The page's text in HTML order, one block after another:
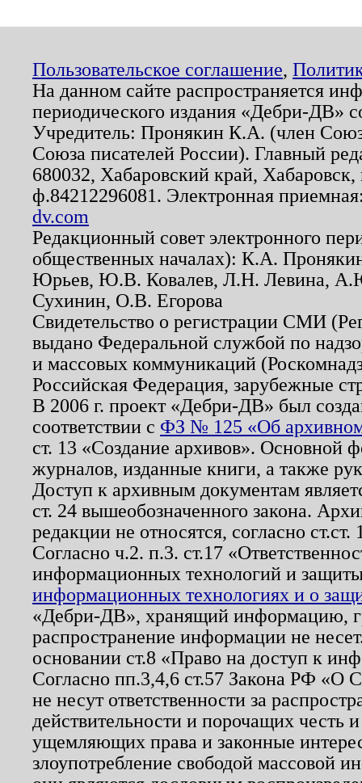
Пользовательское соглашение,
На данном сайте распространяется
периодического издания «Дебри-ДВ»
Учредитель: Пронякин К.А. (член
Союза писателей России). Главный
680032, Хабаровский край,
ф.84212296081. Электронная
dv.com
Редакционный совет электронного
общественных началах): К.А.
Юрьев, Ю.В. Ковалев, Л.Н. Левина,
Сухинин, О.В. Егорова
Свидетельство о регистрации СМИ
выдано Федеральной службой по
и массовых коммуникаций
Российская Федерация, зарубежные
В 2006 г. проект «Дебри-ДВ» был
соответствии с ФЗ № 125 «Об
ст. 13 «Создание архивов». Основной
журналов, изданные книги, а также
Доступ к архивным документам
ст. 24 вышеобозначенного закона.
редакции не относятся, согласно
Согласно ч.2. п.3. ст.17
информационных технологий и
информационных технологиях и о
«Дебри-ДВ», хранящий информацию,
распространение информации не
основании ст.8 «Право на доступ к
Согласно пп.3,4,6 ст.57 Закона РФ «О
не несут ответственности за
действительности и порочащих честь
ущемляющих права и законные
злоупотребление свободой массовой